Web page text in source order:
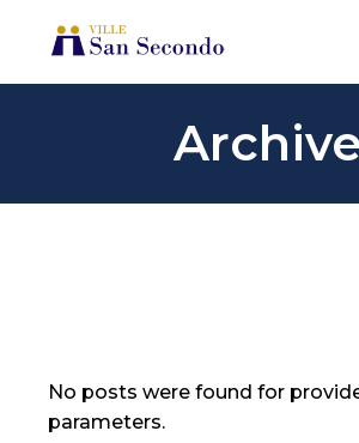
Archive
No posts were found for
parameters.